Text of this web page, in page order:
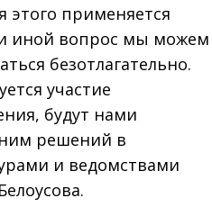
этого применяется
иной вопрос мы можем
безотлагательно.
участие
будут нами
решений в
и ведомствами